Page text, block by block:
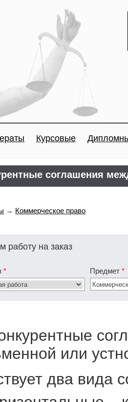
Курсовые
соглашения
→ Коммерческое право
работу на заказ
* Предмет *
или
два вида